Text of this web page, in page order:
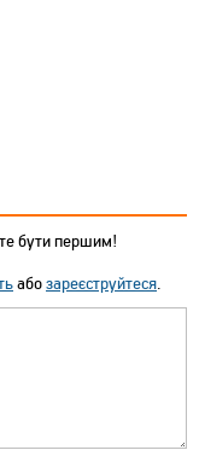
бути першим!
абозареєструйтеся.